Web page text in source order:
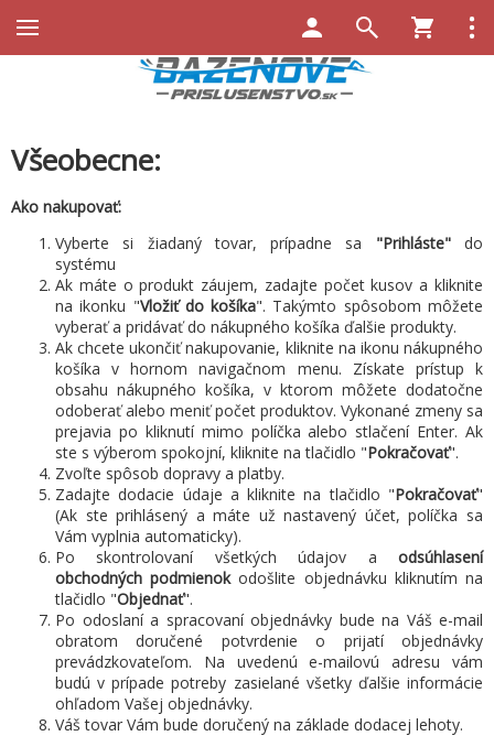
Všeobecne:
Ako nakupovať:
Vyberte si žiadaný tovar, prípadne sa "Prihláste"do
systému
Ak máte o produkt záujem, zadajte počet kusov a kliknite
na ikonku "Vložiť do košíka". Takýmto spôsobom môžete
vyberať a pridávať do nákupného košíka ďalšie produkty.
Ak chcete ukončiť nakupovanie, kliknite na ikonu nákupného
košíka v hornom navigačnom menu. Získate prístup k
obsahu nákupného košíka, v ktorom môžete dodatočne
odoberať alebo meniť počet produktov. Vykonané zmeny sa
prejavia po kliknutí mimo políčka alebo stlačení Enter. Ak
ste s výberom spokojní, kliknite na tlačidlo "Pokračovať".
Zvoľte spôsob dopravy a platby.
Zadajte dodacie údaje a kliknite na tlačidlo "Pokračovať"
(Ak ste prihlásený a máte už nastavený účet, políčka sa
Vám vyplnia automaticky).
Po skontrolovaní všetkých údajov a odsúhlasení
obchodných podmienokodošlite objednávku kliknutím na
tlačidlo "Objednať".
Po odoslaní a spracovaní objednávky bude na Váš e-mail
obratom doručené potvrdenie o prijatí objednávky
prevádzkovateľom. Na uvedenú e-mailovú adresu vám
budú v prípade potreby zasielané všetky ďalšie informácie
ohľadom Vašej objednávky.
Váš tovar Vám bude doručený na základe dodacej lehoty.